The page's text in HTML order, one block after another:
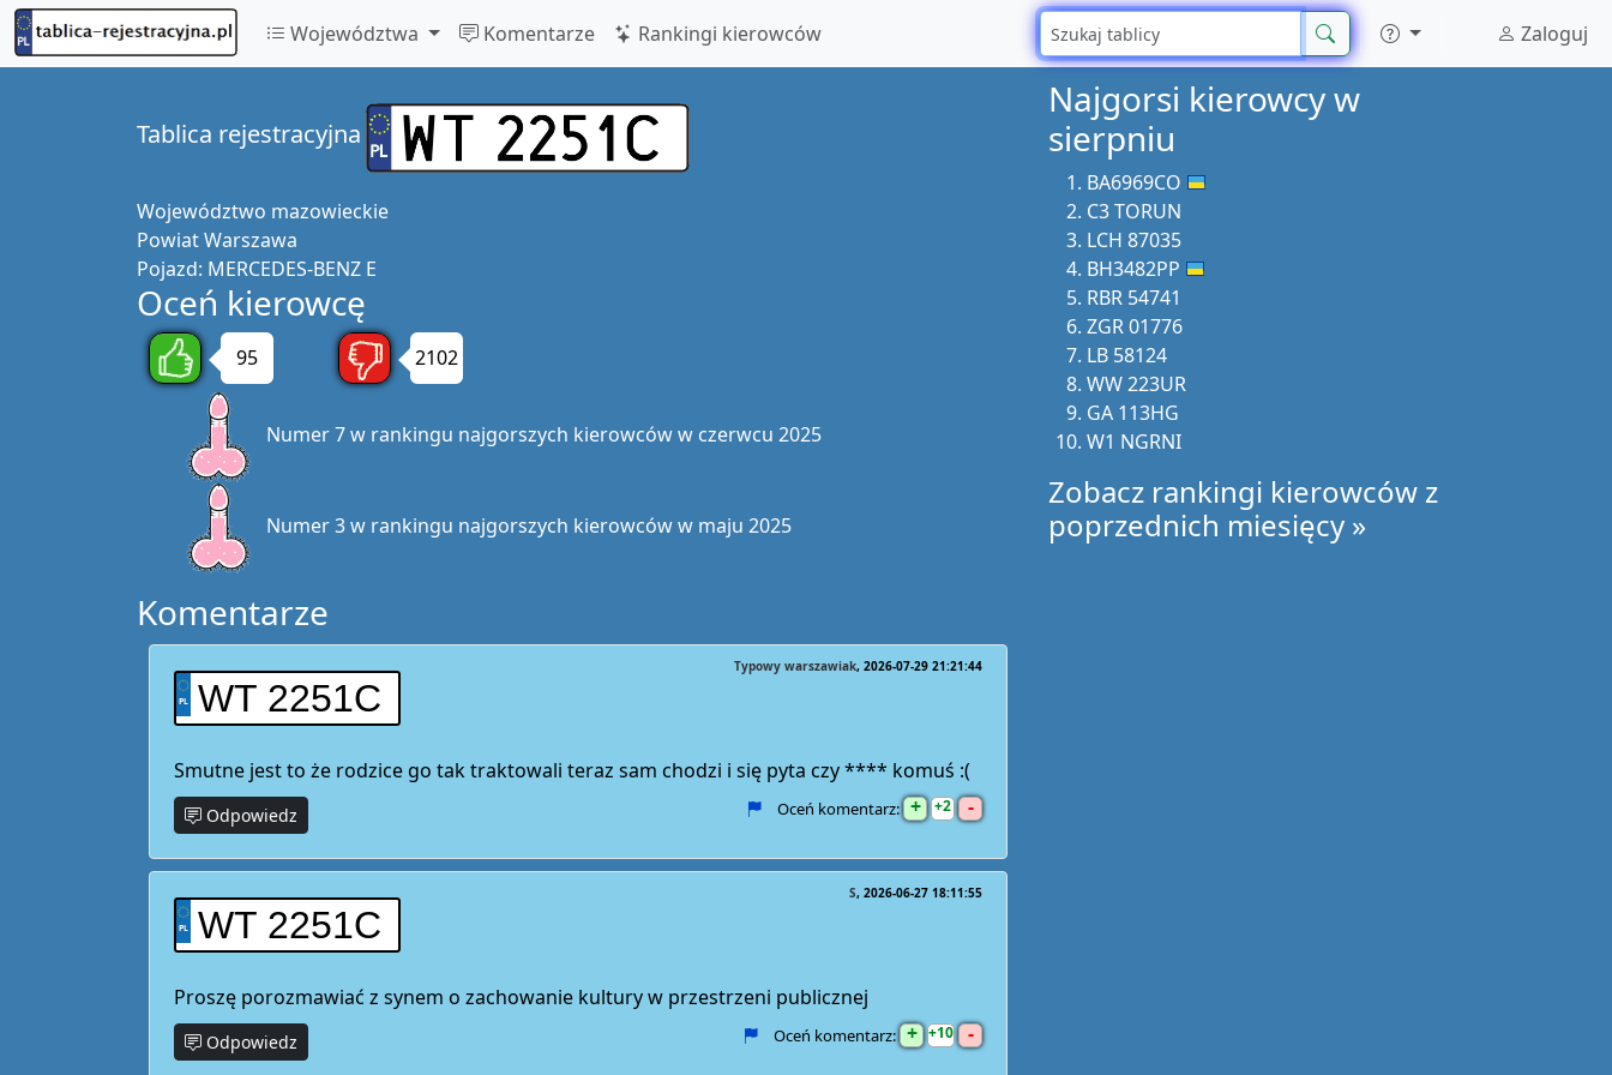
Województwa Komentarze Rankingi kierowców Zaloguj
Tablica rejestracyjna
Województwo mazowieckie
PowiatWarszawa
Pojazd: MERCEDES-BENZ E
Oceń kierowcę
95 2102
Numer 7 w rankingu najgorszych kierowców w czerwcu 2025
Numer 3 w rankingu najgorszych kierowców w maju 2025
Komentarze
WT 2251C
Typowy warszawiak 2026-07-29 21:21:44
Smutne jest to że rodzice go tak traktowali teraz sam chodzi i się pyta czy **** komuś :(
Odpowiedz Oceń komentarz: + 2 -
WT 2251C
S 2026-06-27 18:11:55
Proszę porozmawiać z synem o zachowanie kultury w przestrzeni publicznej
Odpowiedz Oceń komentarz: + 10 -
Najgorsi kierowcy w
sierpniu
BA6969CO
C3 TORUN
LCH 87035
BH3482PP
RBR 54741
ZGR 01776
LB 58124
WW 223UR
GA 113HG
W1 NGRNI
Zobacz rankingi kierowców z
poprzednich miesięcy »